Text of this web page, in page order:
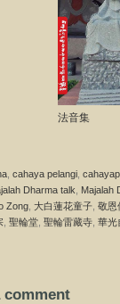
法音集
cahaya pelangi
Dharma talk Majalah
Zong 大白蓮花童子 敬恩
聖輪堂 聖輪雷藏寺 華光
comment